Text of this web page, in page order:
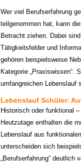
Wer viel Berufserfahrung
teilgenommen hat, kann
Betracht ziehen. Dabei
Tätigkeitsfelder und
gehören beispielsweise
Kategorie „Praxiswissen“.
umfangreichen Lebenslauf
Lebenslauf Schüler:
Historisch oder funktional
Heutzutage enthalten die
Lebenslauf aus
unterscheiden sich
„Berufserfahrung“ deutlich